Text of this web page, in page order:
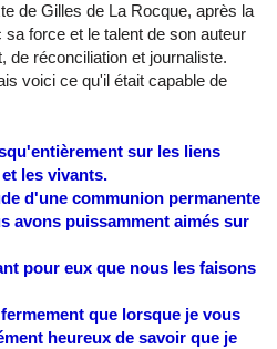
de Gilles de La Rocque, après la
force et le talent de son auteur
de réconciliation et journaliste.
voici ce qu'il était capable de
sur les liens
les vivants.
d'une communion permanente
avons puissamment aimés sur
pour eux que nous les faisons
que lorsque je vous
heureux de savoir que je